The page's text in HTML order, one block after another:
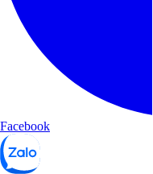
Facebook